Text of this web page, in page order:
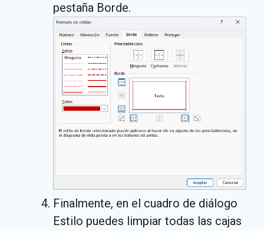
pestaña Borde.
Finalmente, en el cuadro de diálogo
Estilo puedes limpiar todas las cajas